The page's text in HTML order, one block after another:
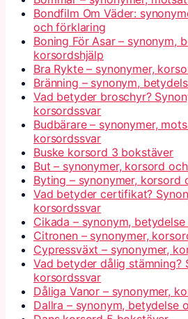
Bondfilm Om Väder:
och förklaring
Boning För Asar – synonym,
korsordshjälp
Bra Rykte – synonymer,
Bränning – synonym,
Vad betyder broschyr?
korsordssvar
Budbärare – synonymer,
korsordssvar
Buske korsord 3 bokstäver
But – synonymer, korsord
Byting – synonymer, korsord
Vad betyder certifikat?
korsordssvar
Cikada – synonym,
Citronen – synonymer,
Cypressväxt – synonymer,
Vad betyder dålig stämning?
korsordssvar
Dåliga Vanor – synonymer,
Dallra – synonym, betydelse